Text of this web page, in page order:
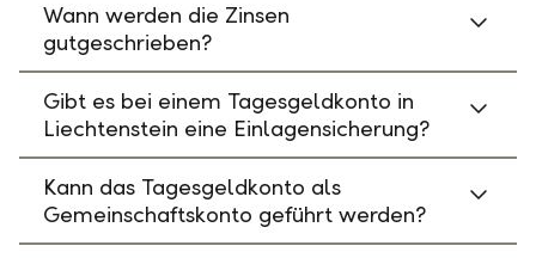
Wann werden die Zinsen
gutgeschrieben?
Gibt es bei einem Tagesgeldkonto in
Liechtenstein eine Einlagensicherung?
Kann das Tagesgeldkonto als
Gemeinschaftskonto geführt werden?